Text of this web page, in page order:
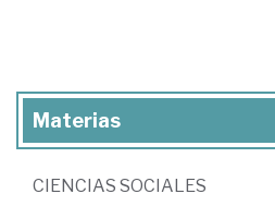
Materias
CIENCIAS SOCIALES